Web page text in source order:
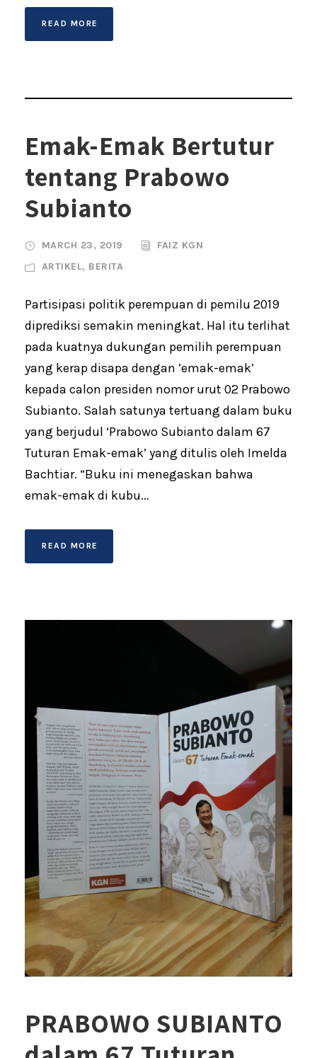
READ MORE
Emak-Emak Bertutur
tentang Prabowo
Subianto
MARCH 23, 2019
FAIZ KGN
ARTIKEL, BERITA
Partisipasi politik perempuan di pemilu 2019
diprediksi semakin meningkat. Hal itu terlihat
pada kuatnya dukungan pemilih perempuan
yang kerap disapa dengan ’emak-emak’
kepada calon presiden nomor urut 02 Prabowo
Subianto. Salah satunya tertuang dalam buku
yang berjudul ‘Prabowo Subianto dalam 67
Tuturan Emak-emak’ yang ditulis oleh Imelda
Bachtiar. “Buku ini menegaskan bahwa
emak-emak di kubu...
READ MORE
PRABOWO SUBIANTO